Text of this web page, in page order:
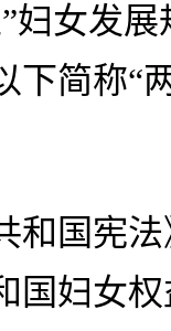
妇女发
下简称“
和国宪
国妇女